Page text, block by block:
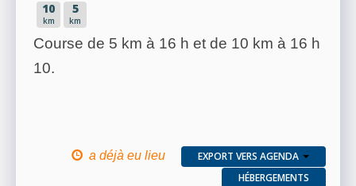
10
km
5
km
Course de 5 km à 16 h et de 10 km à 16 h
10.
a déjà eu lieu
EXPORT VERS AGENDA
HÉBERGEMENTS